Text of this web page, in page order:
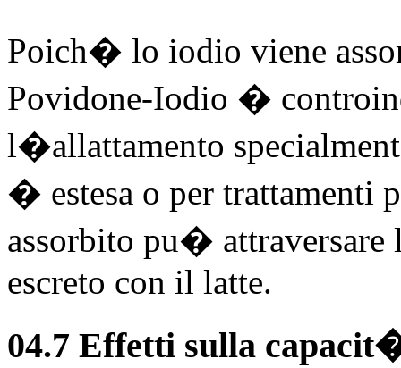
Poich� lo iodio viene
Povidone-Iodio �
l�allattamento
� estesa o per trattamenti
assorbito pu� attraversare
escreto con il latte.
04.7 Effetti sulla